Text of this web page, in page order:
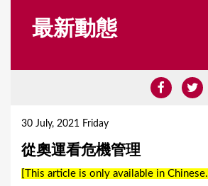
最新動態
30 July, 2021 Friday
從奧運看危機管理
[This article is only available in Chinese.]